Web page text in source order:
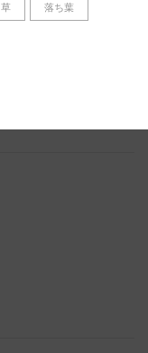
草 落ち葉